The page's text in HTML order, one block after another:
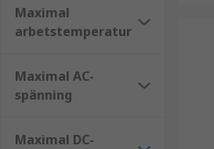
Utforska det breda utbudet
Maximal
arbetstemperatur
Maximal AC-
spänning
Maximal DC-